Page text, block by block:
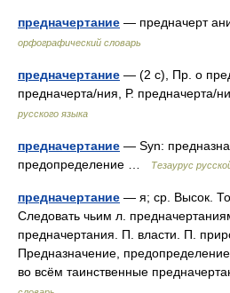
предначертание — предначерт
орфографический словарь
предначертание — (2 с), Пр. о
предначерта/ния, Р. предначерта/
русского языка
предначертание — Syn:
предопределение …
Тезаурус
предначертание — я; ср. Высок.
Следовать чьим л.
предначертания. П. власти. П.
Предназначение,
во всём таинственные